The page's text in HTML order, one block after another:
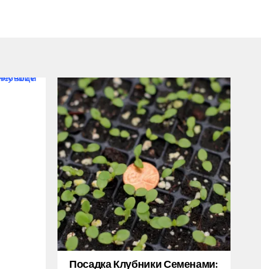
Посадка Клубники Семенами: